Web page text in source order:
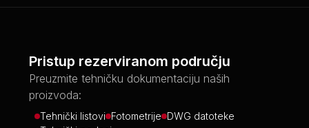
Pristup rezerviranom području
Preuzmite tehničku dokumentaciju naših
proizvoda:
Tehnički listovi Fotometrije DWG datoteke